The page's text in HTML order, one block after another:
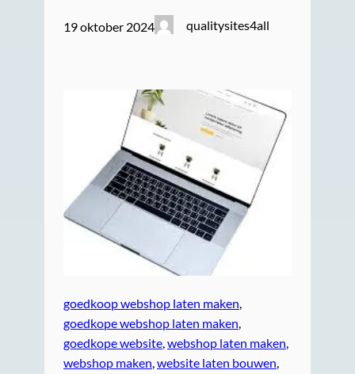
19 oktober 2024 qualitysites4all
goedkoop webshop laten maken
goedkope webshop laten maken
goedkope website, webshop laten maken
webshop maken, website laten bouwen